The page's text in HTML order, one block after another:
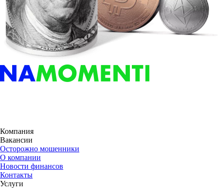
Компания
Вакансии
Осторожно мошенники
О компании
Новости финансов
Контакты
Услуги